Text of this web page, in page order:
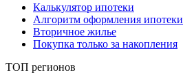
Калькулятор ипотеки
Алгоритм оформления ипотеки
Вторичное жилье
Покупка только за накопления
ТОП регионов